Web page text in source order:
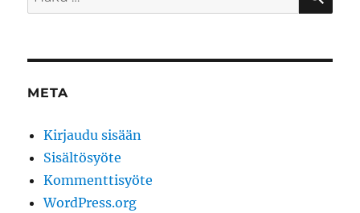
META
Kirjaudu sisään
Sisältösyöte
Kommenttisyöte
WordPress.org